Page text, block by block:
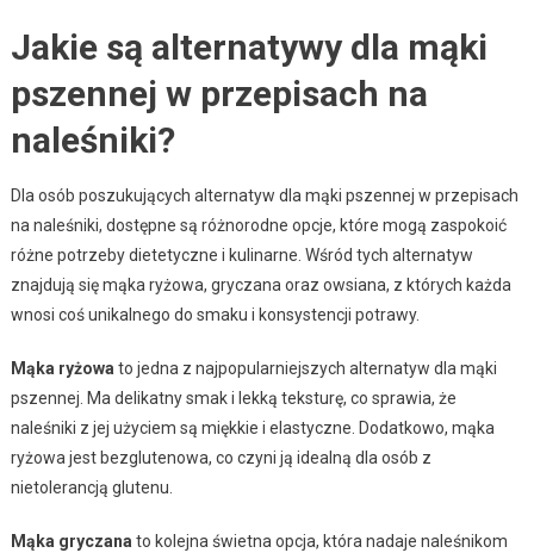
Jakie są alternatywy dla mąki
pszennej w przepisach na
naleśniki?
Dla osób poszukujących alternatyw dla mąki pszennej w przepisach
na naleśniki, dostępne są różnorodne opcje, które mogą zaspokoić
różne potrzeby dietetyczne i kulinarne. Wśród tych alternatyw
znajdują się mąka ryżowa, gryczana oraz owsiana, z których każda
wnosi coś unikalnego do smaku i konsystencji potrawy.
Mąka ryżowa to jedna z najpopularniejszych alternatyw dla mąki
pszennej. Ma delikatny smak i lekką teksturę, co sprawia, że
naleśniki z jej użyciem są miękkie i elastyczne. Dodatkowo, mąka
ryżowa jest bezglutenowa, co czyni ją idealną dla osób z
nietolerancją glutenu.
Mąka gryczana to kolejna świetna opcja, która nadaje naleśnikom